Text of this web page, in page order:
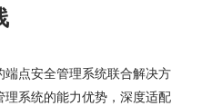
点安全管理系统联合解决方
系统的能力优势，深度适配